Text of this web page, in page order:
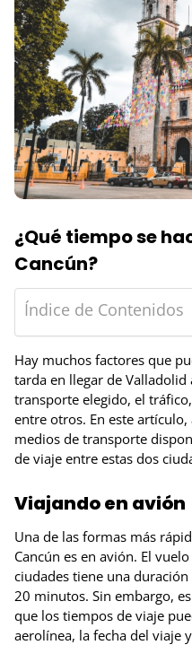
¿Qué tiempo se
Cancún?
Índice de Contenidos
Hay muchos factores que
tarda en llegar de
transporte elegido, el
entre otros. En este
medios de transporte
de viaje entre estas dos
Viajando en avión
Una de las formas más
Cancún es en avión. El
ciudades tiene una
20 minutos. Sin embargo,
que los tiempos de viaje
aerolínea, la fecha del viaje